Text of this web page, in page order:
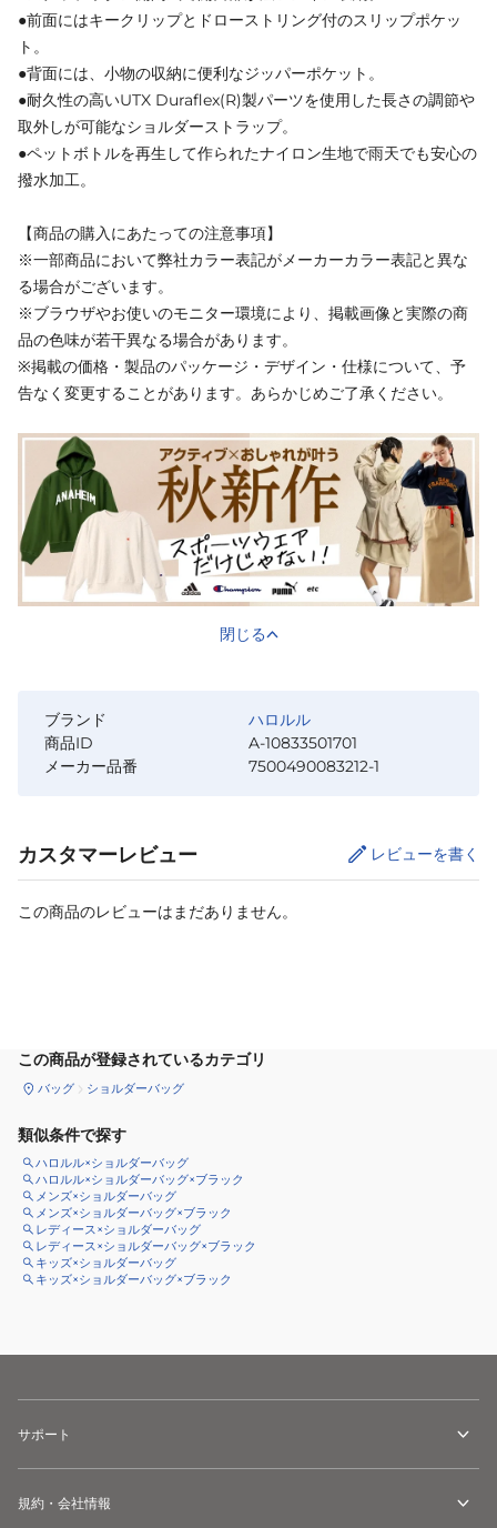
●前面にはキークリップとドローストリング付のスリップポケッ
ト。
●背面には、小物の収納に便利なジッパーポケット。
●耐久性の高いUTX Duraflex(R)製パーツを使用した長さの調節や
取外しが可能なショルダーストラップ。
●ペットボトルを再生して作られたナイロン生地で雨天でも安心の
撥水加工。
【商品の購入にあたっての注意事項】
※一部商品において弊社カラー表記がメーカーカラー表記と異な
る場合がございます。
※ブラウザやお使いのモニター環境により、掲載画像と実際の商
品の色味が若干異なる場合があります。
※掲載の価格・製品のパッケージ・デザイン・仕様について、予
告なく変更することがあります。あらかじめご了承ください。
閉じる
ブランド
ハロルル
商品ID
A-10833501701
メーカー品番
7500490083212-1
カスタマーレビュー レビューを書く
この商品のレビューはまだありません。
この商品が登録されているカテゴリ
バッグ ショルダーバッグ
類似条件で探す
ハロルル×ショルダーバッグ
ハロルル×ショルダーバッグ×ブラック
メンズ×ショルダーバッグ
メンズ×ショルダーバッグ×ブラック
レディース×ショルダーバッグ
レディース×ショルダーバッグ×ブラック
キッズ×ショルダーバッグ
キッズ×ショルダーバッグ×ブラック
サポート
規約・会社情報